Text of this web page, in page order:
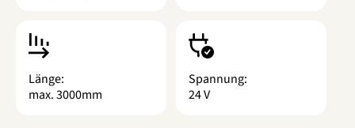
Länge:
max. 3000mm
Spannung:
24 V